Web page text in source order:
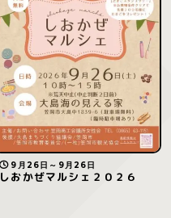
9月26日～9月26日
しおかぜマルシェ２０２６